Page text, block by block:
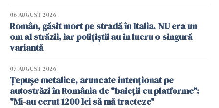
06 AUGUST 2026
Român, găsit mort pe stradă în Italia. NU era un
om al străzii, iar polițiștii au în lucru o singură
variantă
07 AUGUST 2026
Țepușe metalice, aruncate intenționat pe
autostrăzi în România de "baieții cu platforme":
"Mi-au cerut 1200 lei să mă tracteze"